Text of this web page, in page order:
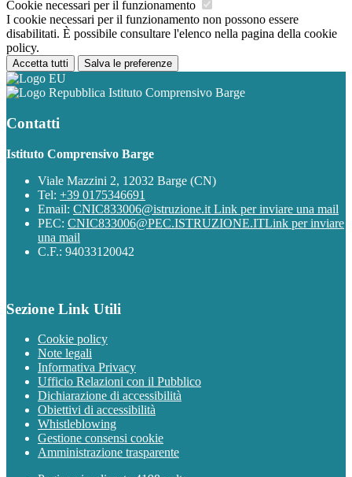
Cookie necessari per il funzionamento
I cookie necessari per il funzionamento non possono essere
disabilitati. È possibile consultare l'elenco nella pagina della cookie
policy.
Accetta tutti Salva le preferenze
Istituto Comprensivo Barge
Contatti
Istituto Comprensivo Barge
Viale Mazzini 2, 12032 Barge (CN)
Tel: +39 0175346691
Email: CNIC833006@istruzione.it Link per inviare una mail
PEC: CNIC833006@PEC.ISTRUZIONE.ITLink per inviare
una mail
C.F.: 94033120042
Sezione Link Utili
Cookie policy
Note legali
Informativa Privacy
Ufficio Relazioni con il Pubblico
Dichiarazione di accessibilità
Obiettivi di accessibilità
Whistleblowing
Gestione consensi cookie
Amministrazione trasparente